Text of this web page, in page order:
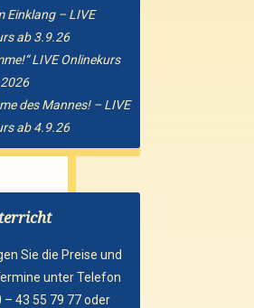
Einklang – LIVE
ab 3.9.26
LIVE Onlinekurs
des Mannes! – LIVE
ab 4.9.26
Sie die Preise und
unter Telefon
43 55 79 77 oder